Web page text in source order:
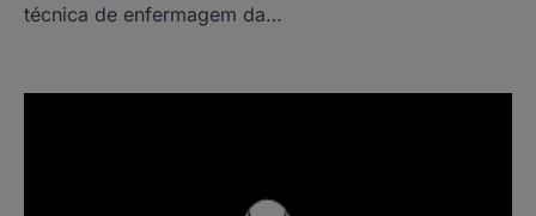
técnica de enfermagem da…